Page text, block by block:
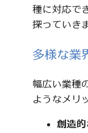
種に対応で
探っていき
多様な業
幅広い業種
ようなメリ
創造